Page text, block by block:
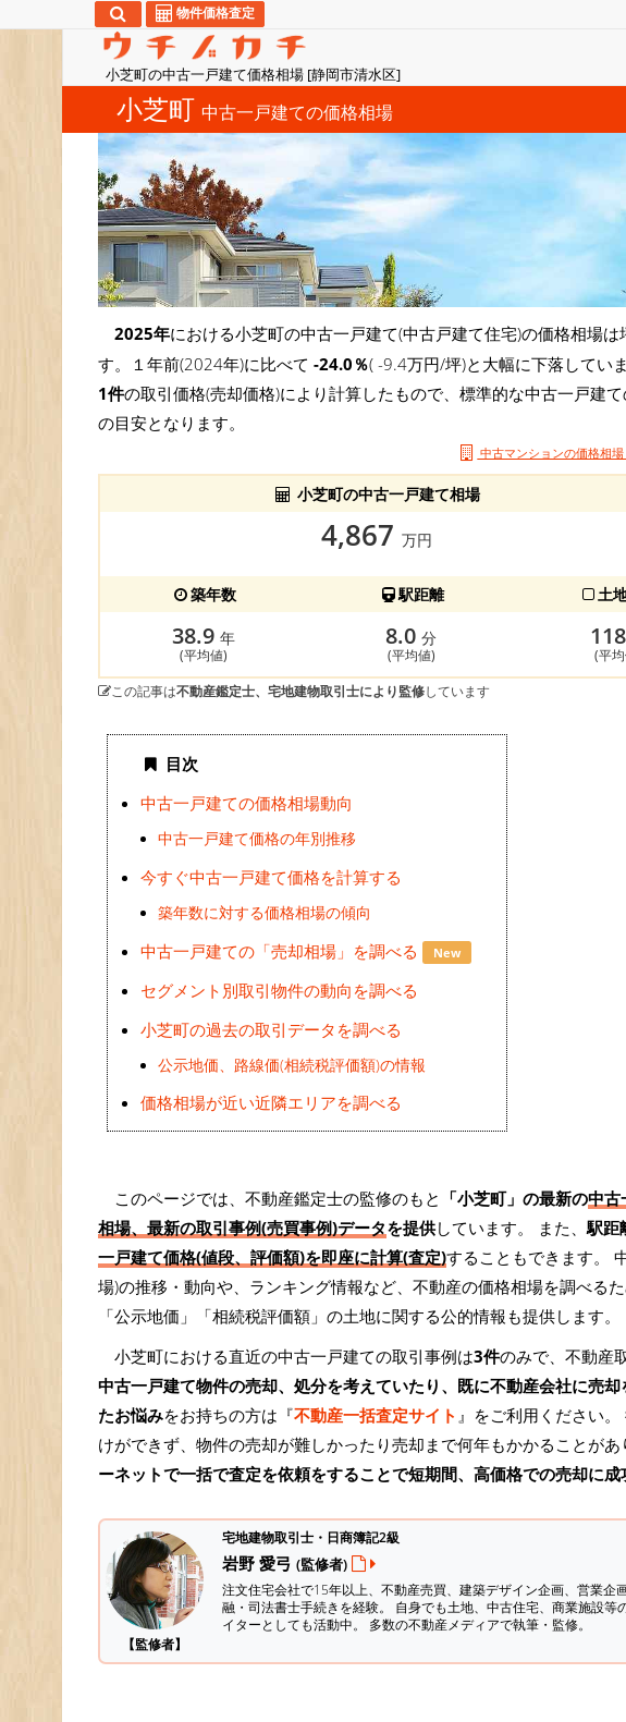
小芝町の中古一戸建て価格相場 [静岡市清水区]
物件価格査定
小芝町 中古一戸建ての価格相場
2025年における小芝町の中古一戸建て(中古戸建て住宅)の価格相場は
す。１年前(2024年)に比べて -24.0％( -9.4万円/坪)と大幅に下落してい
1件の取引価格(売却価格)により計算したもので、標準的な中古一戸建
の目安となります。
中古マンションの価格相場
小芝町の中古一戸建て相場
4,867 万円
築年数 駅距離 土
38.9年
(平均値)
8.0分
(平均値) (平
この記事は不動産鑑定士、宅地建物取引士により監修しています
目次
中古一戸建ての価格相場動向
中古一戸建て価格の年別推移
今すぐ中古一戸建て価格を計算する
築年数に対する価格相場の傾向
中古一戸建ての「売却相場」を調べる New
セグメント別取引物件の動向を調べる
小芝町の過去の取引データを調べる
公示地価、路線価(相続税評価額)の情報
価格相場が近い近隣エリアを調べる
このページでは、不動産鑑定士の監修のもと 「小芝町」の最新の中古
相場、最新の取引事例(売買事例)データを提供しています。 また、 駅距
一戸建て価格(値段、評価額)を即座に計算(査定)することもできます。
場)の推移・動向や、ランキング情報など、不動産の価格相場を調べる
「公示地価」「相続税評価額」の土地に関する公的情報も提供します。
小芝町における直近の中古一戸建ての取引事例は3件のみで、不動産
中古一戸建て物件の売却、処分を考えていたり、既に不動産会社に売
たお悩みをお持ちの方は『不動産一括査定サイト 』をご利用ください
けができず、物件の売却が難しかったり売却まで何年もかかることがあ
ーネットで一括で査定を依頼をすることで短期間、高価格での売却に
【監修者】
宅地建物取引士・日商簿記2級
岩野 愛弓 (監修者)
注文住宅会社で15年以上、不動産売買、建築デザイン企画、営業企
融・司法書士手続きを経験。 自身でも土地、中古住宅、商業施設等
イターとしても活動中。 多数の不動産メディアで執筆・監修。